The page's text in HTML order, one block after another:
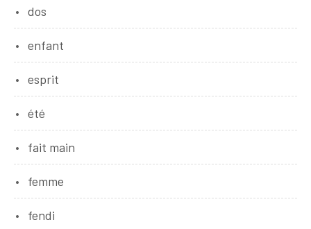
dos
enfant
esprit
été
fait main
femme
fendi